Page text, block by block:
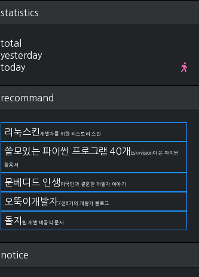
statistics
total
yesterday
today
recommand
리눅스킨 개발자를 위한 티스토리 스킨
쓸모있는 파이썬 프로그램 40개 bskyvision이 쓴 파이썬
활용서
문베디드 인생 미국인과 결혼한 개발자 이야기
오뚝이개발자7전8기의 개발자 블로그
돌지 웹 개발 비공식 문서
notice
Research
선형대수학
야구(22)
금융
논문 작성법(19)
언어(11)
DevOps(66)
git(27)
kubernetes(2)
AWS(17)
구름IDE
OS(82)
Linux
Windows(23)
MacOS(21)
Life
일상(75)